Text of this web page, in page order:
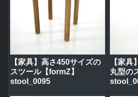
【家具】高さ450サイズの
スツール【formZ】
stool_0095
【家具
丸型の